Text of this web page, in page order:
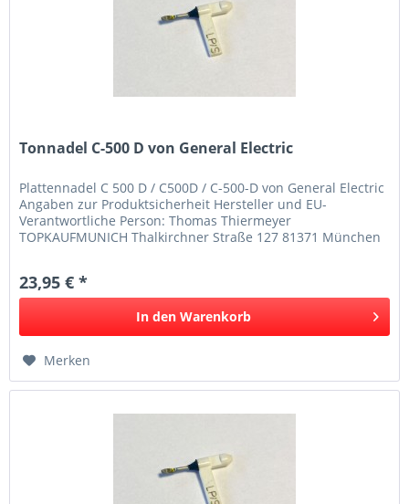
Tonnadel C-500 D von General Electric
Plattennadel C 500 D / C500D / C-500-D von General Electric
Angaben zur Produktsicherheit Hersteller und EU-
Verantwortliche Person: Thomas Thiermeyer
TOPKAUFMUNICH Thalkirchner Straße 127 81371 München
23,95 € *
In den Warenkorb
Merken